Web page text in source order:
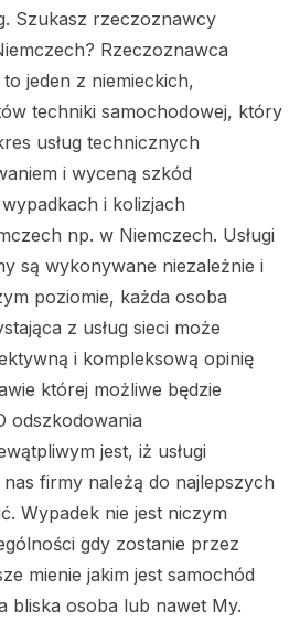
Szukasz rzeczoznawcy
Rzeczoznawca
jeden z niemieckich,
techniki samochodowej, który
usług technicznych
i wyceną szkód
i kolizjach
np. w Niemczech. Usługi
są wykonywane niezależnie i
poziomie, każda osoba
z usług sieci może
i kompleksową opinię
której możliwe będzie
odszkodowania
jest, iż usługi
firmy należą do najlepszych
Wypadek nie jest niczym
gdy zostanie przez
mienie jakim jest samochód
bliska osoba lub nawet My.